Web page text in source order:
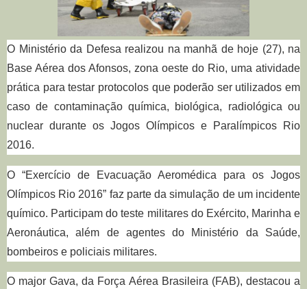
O Ministério da Defesa realizou na manhã de hoje (27), na
Base Aérea dos Afonsos, zona oeste do Rio, uma atividade
prática para testar protocolos que poderão ser utilizados em
caso de contaminação química, biológica, radiológica ou
nuclear durante os Jogos Olímpicos e Paralímpicos Rio
2016.
O “Exercício de Evacuação Aeromédica para os Jogos
Olímpicos Rio 2016” faz parte da simulação de um incidente
químico. Participam do teste militares do Exército, Marinha e
Aeronáutica, além de agentes do Ministério da Saúde,
bombeiros e policiais militares.
O major Gava, da Força Aérea Brasileira (FAB), destacou a